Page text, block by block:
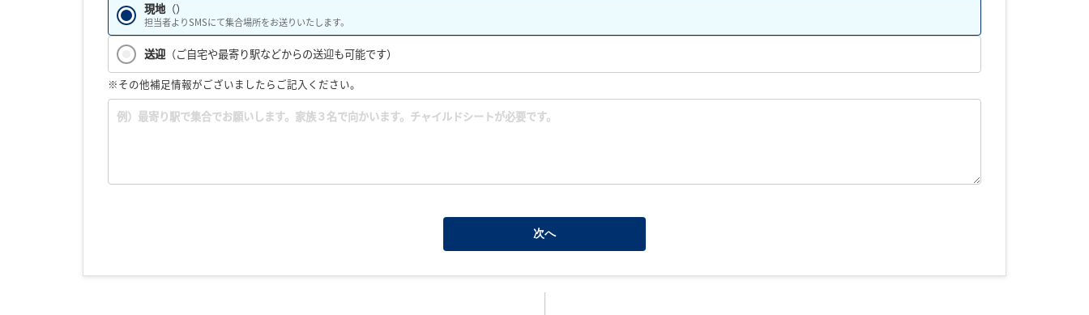
現地（）
担当者よりSMSにて集合場所をお送りいたします。
送迎 （ご自宅や最寄り駅などからの送迎も可能です）
※その他補足情報がございましたらご記入ください。
次へ